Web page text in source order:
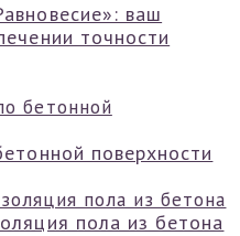
ваш
точности
поверхности
пола из бетона